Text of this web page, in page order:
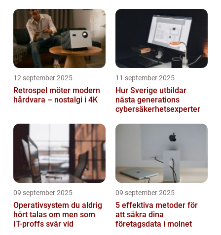
12 september 2025
Retrospel möter modern
hårdvara – nostalgi i 4K
11 september 2025
Hur Sverige utbildar
nästa generations
cybersäkerhetsexperter
09 september 2025
Operativsystem du aldrig
hört talas om men som
IT-proffs svär vid
09 september 2025
5 effektiva metoder för
att säkra dina
företagsdata i molnet